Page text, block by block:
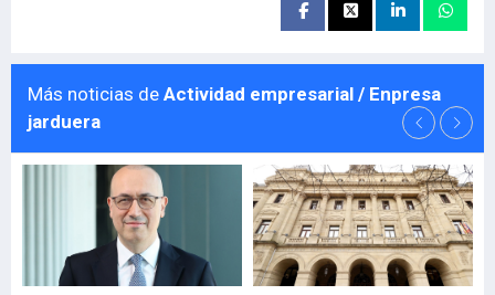
Más noticias de Actividad empresarial / Enpresa
jarduera